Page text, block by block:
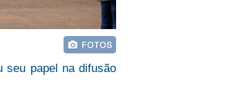
seu papel na difusão